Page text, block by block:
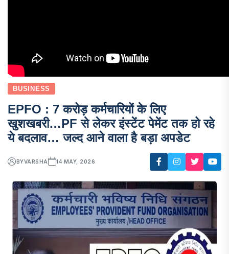
BUSINESS
EPFO : 7 करोड़ कर्मचारियों के लिए
खुशखबरी…PF से लेकर इंस्टेंट पेमेंट तक हो रहे
ये बदलाव… जल्द आने वाला है बड़ा अपडेट
BYVARSHA 14 MAY, 2026